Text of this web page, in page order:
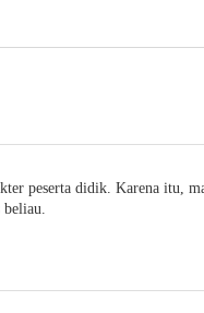
peserta didik. Karena itu,